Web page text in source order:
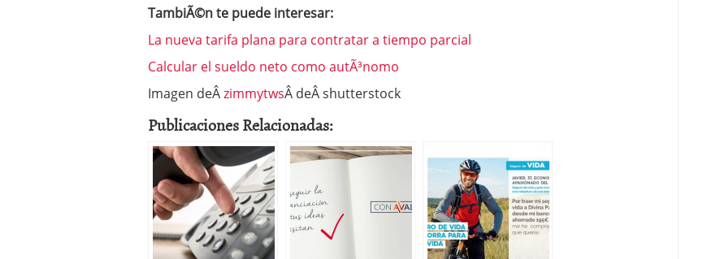
TambiÃ©n te puede interesar:
La nueva tarifa plana para contratar a tiempo parcial
Calcular el sueldo neto como autÃ³nomo
Imagen deÂzimmytwsÂ deÂ shutterstock
Publicaciones Relacionadas: